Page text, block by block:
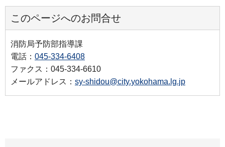
このページへのお問合せ
消防局予防部指導課
電話： 045-334-6408
ファクス：045-334-6610
メールアドレス： sy-shidou@city.yokohama.lg.jp